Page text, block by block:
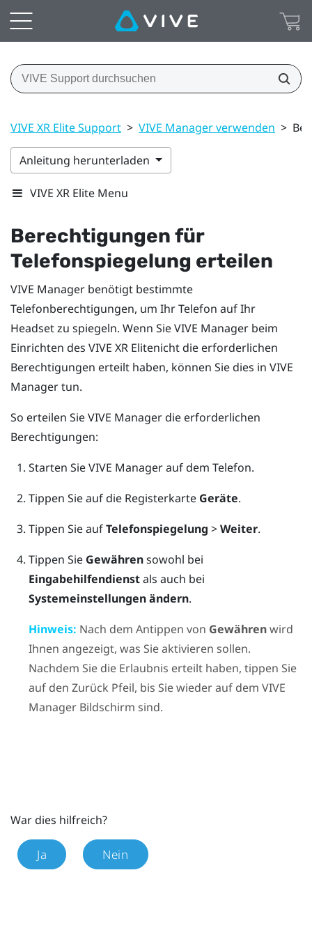
VIVE XR Elite Support > VIVE Manager verwenden >
Anleitung herunterladen
VIVE XR Elite Menu
Berechtigungen für
Telefonspiegelung erteilen
VIVE Manager benötigt bestimmte
Telefonberechtigungen, um Ihr Telefon auf Ihr
Headset zu spiegeln. Wenn SieVIVE Manager beim
Einrichten des VIVE XR Elitenicht die erforderlichen
Berechtigungen erteilt haben, können Sie dies in VIVE
Managertun.
So erteilen SieVIVE Managerdie erforderlichen
Berechtigungen:
Starten SieVIVE Managerauf dem Telefon.
Tippen Sie auf die Registerkarte Geräte.
Tippen Sie aufTelefonspiegelung >Weiter.
Tippen Sie Gewährensowohl bei
Eingabehilfendienstals auch bei
Systemeinstellungen ändern.
Hinweis: Nach dem Antippen von Gewährenwird
Ihnen angezeigt, was Sie aktivieren sollen.
Nachdem Sie die Erlaubnis erteilt haben, tippen Sie
auf den Zurück Pfeil, bis Sie wieder auf dem VIVE
ManagerBildschirm sind.
War dies hilfreich?
Ja Nein